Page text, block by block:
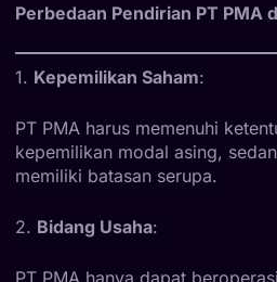
Perbedaan Pendirian PT PMA
1. Kepemilikan Saham:
PT PMA harus memenuhi
kepemilikan modal asing,
memiliki batasan serupa.
2. Bidang Usaha:
PT PMA hanya dapat